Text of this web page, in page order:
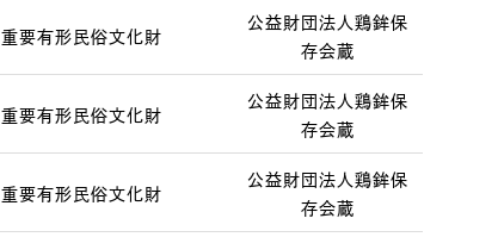
重要有形民俗文化財
公益財団法人鶏鉾保
存会蔵
重要有形民俗文化財
公益財団法人鶏鉾保
存会蔵
重要有形民俗文化財
公益財団法人鶏鉾保
存会蔵